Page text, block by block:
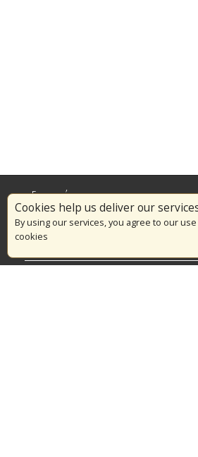
Cookies help us deliver our
By using our services, you agree to our
cookies
Επικαιρότητα
Το Πυροσβεστικό Σώμα